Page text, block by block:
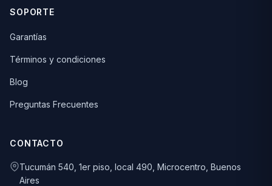
SOPORTE
Garantías
Términos y condiciones
Blog
Preguntas Frecuentes
CONTACTO
Tucumán 540, 1er piso, local 490, Microcentro, Buenos
Aires